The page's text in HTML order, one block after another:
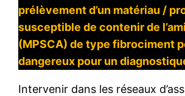
prélèvement d’un matériau /
susceptible de contenir de
(MPSCA) de type fibrociment
dangereux pour un
Intervenir dans les réseaux